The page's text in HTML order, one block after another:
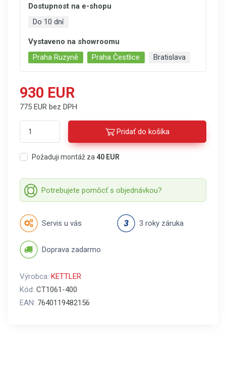
Dostupnost na e-shopu
Do 10 dní
Vystaveno na showroomu
Praha Ruzyně
Praha Čestlice Bratislava
930 EUR
775 EUR bez DPH
Pridať do košíka
Požaduji montáž za 40 EUR
Potrebujete pomôcť s objednávkou?
Servis u vás 3 roky záruka
Doprava zadarmo
Výrobca: KETTLER
Kód: CT1061-400
EAN: 7640119482156